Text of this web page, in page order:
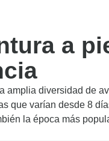
a
amplia diversidad de
que varían desde 8
la época más